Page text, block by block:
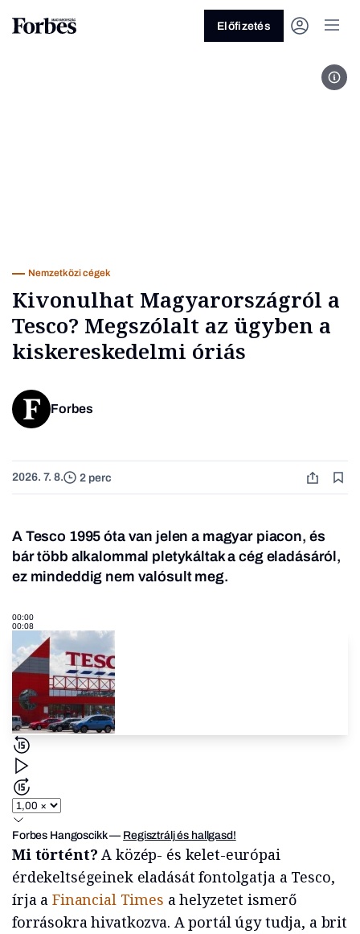
Üzlet
Előfizetés
Nemzetközi cégek
Kivonulhat Magyarországról a
Tesco? Megszólalt az ügyben a
kiskereskedelmi óriás
Forbes
2026. 7. 8. 2 perc
A Tesco 1995 óta van jelen a magyar piacon, és
bár több alkalommal pletykáltak a cég eladásáról,
ez mindeddig nem valósult meg.
00:00
00:08
Forbes Hangoscikk— Regisztrálj és hallgasd!
Mi történt? A közép- és kelet-európai
érdekeltségeinek eladását fontolgatja a Tesco,
írja a Financial Times a helyzetet ismerő
forrásokra hivatkozva. A portál úgy tudja, a brit